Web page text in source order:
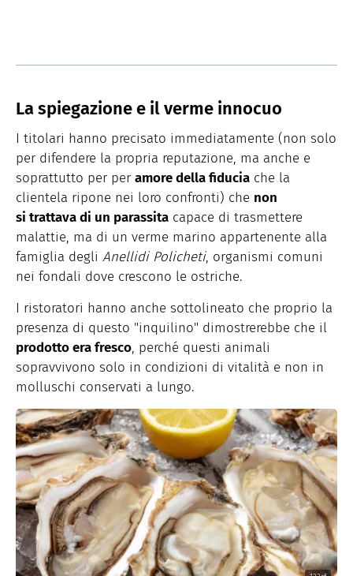
La spiegazione e il verme innocuo
I titolari hanno precisato immediatamente (non solo
per difendere la propria reputazione, ma anche e
soprattutto per per amore della fiducia che la
clientela ripone nei loro confronti) che non
si trattava di un parassita capace di trasmettere
malattie, ma di un verme marino appartenente alla
famiglia degli Anellidi Policheti, organismi comuni
nei fondali dove crescono le ostriche.
I ristoratori hanno anche sottolineato che proprio la
presenza di questo "inquilino" dimostrerebbe che il
prodotto era fresco, perché questi animali
sopravvivono solo in condizioni di vitalità e non in
molluschi conservati a lungo.